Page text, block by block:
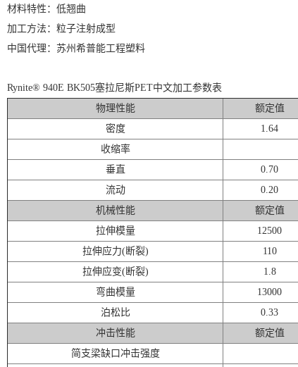
材料特性：低翘曲
加工方法：粒子注射成型
中国代理：苏州希普能工程塑料
Rynite® 940E BK505塞拉尼斯PET中文加工参数表
物理性能
额定值
密度
1.64
收缩率
垂直 0.70
流动
0.20
机械性能
额定值
拉伸模量
12500
拉伸应力(断裂)
110
拉伸应变(断裂)
1.8
弯曲模量
13000
泊松比
0.33
冲击性能
额定值
简支梁缺口冲击强度